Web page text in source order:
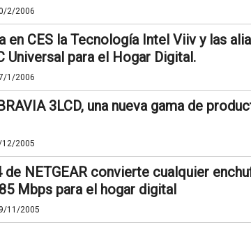
2/2006
en CES la Tecnología Intel Viiv y las
Universal para el Hogar Digital.
1/2006
3LCD, una nueva gama de
12/2005
de NETGEAR convierte cualquier
Mbps para el hogar digital
11/2005